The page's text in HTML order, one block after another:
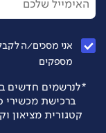
אני מסכים/ה
מספקים
קטגורית מציאון